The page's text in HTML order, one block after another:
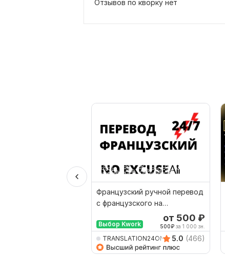
Отзывов по кворку нет
Французский ручной перевод
с французского на
Выбор Kwork
от 500 ₽
500₽ за 1 000 зн.
TRANSLATION24ON7 5.0 (466)